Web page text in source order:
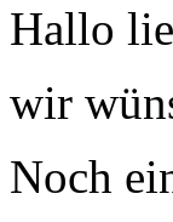
Hallo
wir
Noch